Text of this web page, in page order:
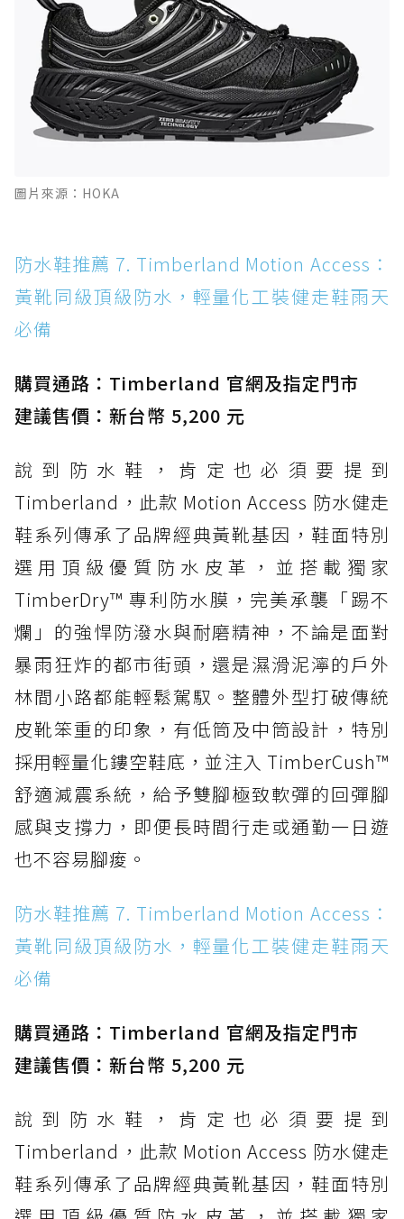
圖片來源：HOKA
防水鞋推薦 7. Timberland Motion Access：
黃靴同級頂級防水，輕量化工裝健走鞋雨天
必備
購買通路：Timberland 官網及指定門市
建議售價：新台幣 5,200 元
說到防水鞋，肯定也必須要提到
Timberland，此款 Motion Access 防水健走
鞋系列傳承了品牌經典黃靴基因，鞋面特別
選用頂級優質防水皮革，並搭載獨家
TimberDry™ 專利防水膜，完美承襲「踢不
爛」的強悍防潑水與耐磨精神，不論是面對
暴雨狂炸的都市街頭，還是濕滑泥濘的戶外
林間小路都能輕鬆駕馭。整體外型打破傳統
皮靴笨重的印象，有低筒及中筒設計，特別
採用輕量化鏤空鞋底，並注入 TimberCush™
舒適減震系統，給予雙腳極致軟彈的回彈腳
感與支撐力，即便長時間行走或通勤一日遊
也不容易腳痠。
防水鞋推薦 7. Timberland Motion Access：
黃靴同級頂級防水，輕量化工裝健走鞋雨天
必備
購買通路：Timberland 官網及指定門市
建議售價：新台幣 5,200 元
說到防水鞋，肯定也必須要提到
Timberland，此款 Motion Access 防水健走
鞋系列傳承了品牌經典黃靴基因，鞋面特別